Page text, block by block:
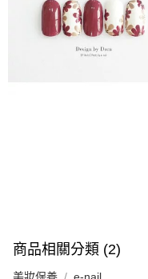
商品相關分類 (2)